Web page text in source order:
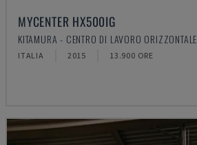
MYCENTER HX500IG
KITAMURA - CENTRO DI LAVORO ORIZZONTALE
ITALIA 2015 13.900 ORE